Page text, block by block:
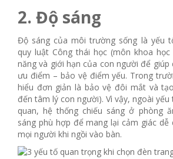
2. Độ sáng
Độ sáng của môi trường sống là yếu
quy luật Công thái học (môn khoa
năng và giới hạn của con người để
ưu điểm – bảo vệ điểm yếu. Trong
hiểu đơn giản là bảo vệ đôi mắt và
đến tâm lý con người). Vì vậy, ngoài
quan, hệ thống chiếu sáng ở phòng
sáng phù hợp để mang lại cảm giác
mọi người khi ngồi vào bàn.